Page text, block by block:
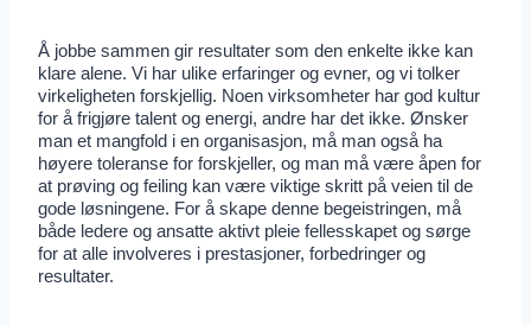
Å jobbe sammen gir resultater som den enkelte ikke kan
klare alene. Vi har ulike erfaringer og evner, og vi tolker
virkeligheten forskjellig. Noen virksomheter har god kultur
for å frigjøre talent og energi, andre har det ikke. Ønsker
man et mangfold i en organisasjon, må man også ha
høyere toleranse for forskjeller, og man må være åpen for
at prøving og feiling kan være viktige skritt på veien til de
gode løsningene. For å skape denne begeistringen, må
både ledere og ansatte aktivt pleie fellesskapet og sørge
for at alle involveres i prestasjoner, forbedringer og
resultater.